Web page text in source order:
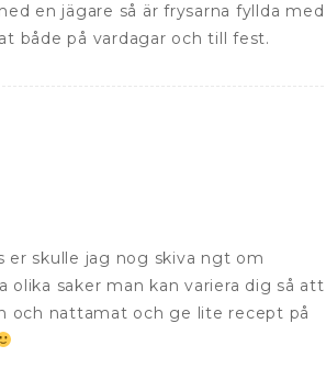
en jägare så är frysarna fyllda med
både på vardagar och till fest.
er skulle jag nog skiva ngt om
olika saker man kan variera dig så att
och nattamat och ge lite recept på